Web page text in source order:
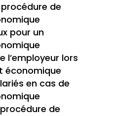
de
pour un
l’employeur lors
économique
en cas de
de